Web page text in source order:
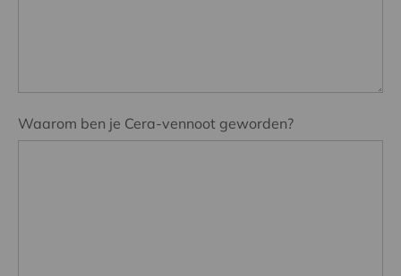
Waarom ben je Cera-vennoot geworden?